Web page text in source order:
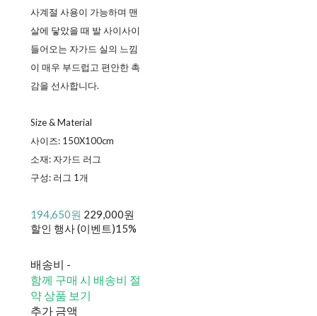
사계절 사용이 가능하며 맨
살에 닿았을 때 발 사이사이
들어오는 자가드 실의 느낌
이 매우 부드럽고 편안한 촉
감을 선사합니다.
Size & Material
사이즈: 150X100cm
소재: 자가드 러그
구성: 러그 1개
194,650원 229,000원
할인 행사 (이벤트)15%
배송비 -
함께 구매 시 배송비 절
약 상품 보기
추가 금액